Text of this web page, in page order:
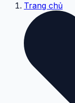
Trang chủ